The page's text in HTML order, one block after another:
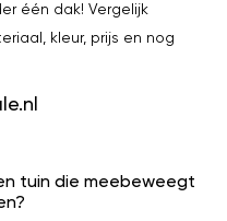
één dak! Vergelijk
kleur, prijs en nog
tuin die meebeweegt